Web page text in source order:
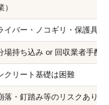
イバー・ノコギリ・保護具（
場持ち込み or 回収業者手配
クリート基礎は困難
落・釘踏み等のリスクあり